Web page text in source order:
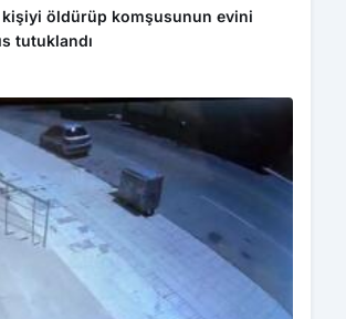
kişiyi öldürüp komşusunun evini
tutuklandı
en iyi deneyimi yaşamanızı sağlamak için
Detaylar için Gizlilik Politikamız